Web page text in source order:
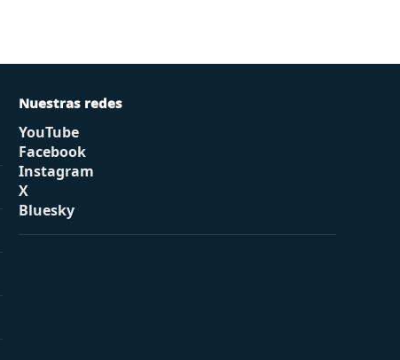
Nuestras redes
YouTube
Facebook
Instagram
X
Bluesky